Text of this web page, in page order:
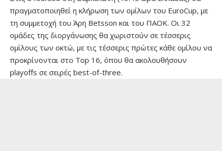
πραγματοποιηθεί η κλήρωση των ομίλων του EuroCup, με
τη συμμετοχή του Άρη Betsson και του ΠΑΟΚ. Οι 32
ομάδες της διοργάνωσης θα χωριστούν σε τέσσερις
ομίλους των οκτώ, με τις τέσσερις πρώτες κάθε ομίλου να
προκρίνονται στο Top 16, όπου θα ακολουθήσουν
playoffs σε σειρές best-of-three.